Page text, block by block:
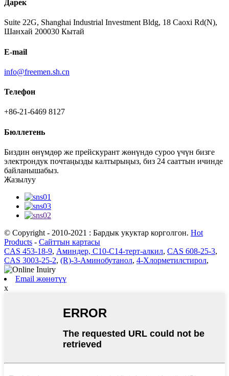
Дарек
Suite 22G, Shanghai Industrial Investment Bldg, 18 Caoxi Rd(N),
Шанхай 200030 Кытай
E-mail
info@freemen.sh.cn
Телефон
+86-21-6469 8127
Бюллетень
Биздин өнүмдөр же прейскурант жөнүндө суроо үчүн бизге
электрондук почтаңызды калтырыңыз, биз 24 сааттын ичинде
байланышабыз.
Жазылуу
© Copyright - 2010-2021 : Бардык укуктар корголгон. Hot
Products - Сайттын картасы
CAS 453-18-9, Аминдер, С10-С14-терт-алкил, CAS 608-25-3,
CAS 3003-25-2, (R)-3-Аминобутанол, 4-Хлорметилстирол,
Email жөнөтүү
x